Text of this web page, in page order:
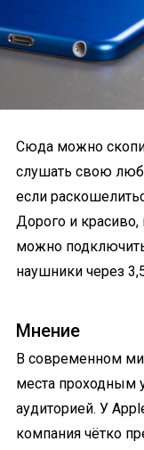
Сюда можно
слушать свою
если
Дорого и
можно
наушники через
Мнение
В современном
места проходным
аудиторией. У
компания чётко